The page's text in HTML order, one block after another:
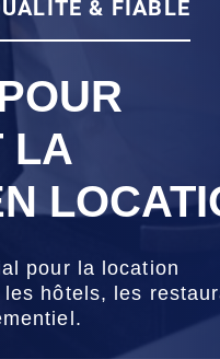
& FIABLE
LA
pour la location
hôtels, les